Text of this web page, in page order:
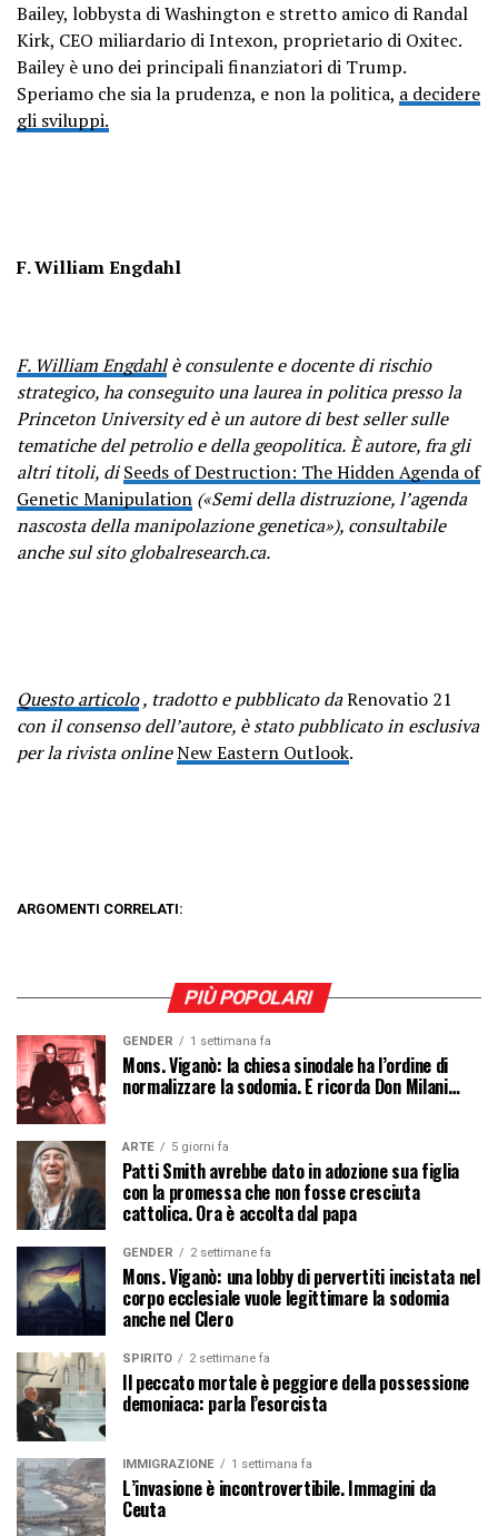
Bailey, lobbysta di Washington e stretto amico di Randal
Kirk, CEO miliardario di Intexon, proprietario di Oxitec.
Bailey è uno dei principali finanziatori di Trump.
Speriamo che sia la prudenza, e non la politica, a decidere
gli sviluppi.
F. William Engdahl
F. William Engdahlè consulente e docente di rischio
strategico, ha conseguito una laurea in politica presso la
Princeton University ed è un autore di best seller sulle
tematiche del petrolio e della geopolitica.È autore, fra gli
altri titoli, diSeeds of Destruction: The Hidden Agenda of
Genetic Manipulation («Semi della distruzione, l’agenda
nascosta della manipolazione genetica»), consultabile
anche sul sito globalresearch.ca.
Questo articolo, tradotto e pubblicato daRenovatio 21
con il consenso dell’autore, è stato pubblicato in esclusiva
per la rivista onlineNew Eastern Outlook.
ARGOMENTI CORRELATI:
PIÙ POPOLARI
GENDER 1 settimana fa
Mons. Viganò: la chiesa sinodale ha l’ordine di
normalizzare la sodomia. E ricorda Don Milani…
ARTE 5 giorni fa
Patti Smith avrebbe dato in adozione sua figlia
con la promessa che non fosse cresciuta
cattolica. Ora è accolta dal papa
GENDER 2 settimane fa
Mons. Viganò: una lobby di pervertiti incistata nel
corpo ecclesiale vuole legittimare la sodomia
anche nel Clero
SPIRITO 2 settimane fa
Il peccato mortale è peggiore della possessione
demoniaca: parla l’esorcista
IMMIGRAZIONE 1 settimana fa
L’invasione è incontrovertibile. Immagini da
Ceuta